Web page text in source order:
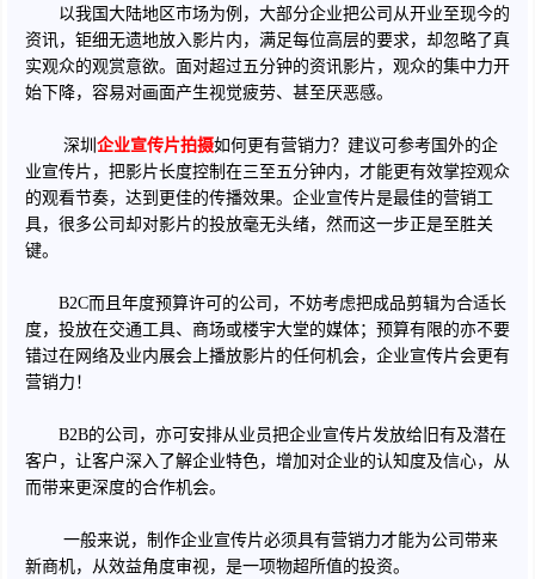
以我国大陆地区市场为例，大部分企业把公司从开业至现今的
资讯，钜细无遗地放入影片内，满足每位高层的要求，却忽略了真
实观众的观赏意欲。面对超过五分钟的资讯影片，观众的集中力开
始下降，容易对画面产生视觉疲劳、甚至厌恶感。
深圳 企业宣传片拍摄如何更有营销力？建议可参考国外的企
业宣传片，把影片长度控制在三至五分钟内，才能更有效掌控观众
的观看节奏，达到更佳的传播效果。企业宣传片是最佳的营销工
具，很多公司却对影片的投放毫无头绪，然而这一步正是至胜关
键。
B2C而且年度预算许可的公司，不妨考虑把成品剪辑为合适长
度，投放在交通工具、商场或楼宇大堂的媒体；预算有限的亦不要
错过在网络及业内展会上播放影片的任何机会，企业宣传片会更有
营销力！
B2B的公司，亦可安排从业员把企业宣传片发放给旧有及潜在
客户，让客户深入了解企业特色，增加对企业的认知度及信心，从
而带来更深度的合作机会。
一般来说，制作企业宣传片必须具有营销力才能为公司带来
新商机，从效益角度审视，是一项物超所值的投资。